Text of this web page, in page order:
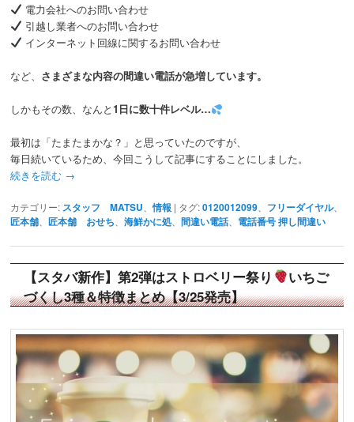
電力会社へのお問い合わせ
引越し業者へのお問い合わせ
インターネット回線に関するお問い合わせ
など、 さまざまな内容の間違い電話が急増しています。
しかもその数、なんと1日に数十件レベル…
最初は「たまたまかな？」と思っていたのですが、
毎日続いているため、今回こうして記事にすることにしました。
続きを読む →
カテゴリー: スタッフ MATSU、情報 | タグ: 0120012099、 フリーダイヤル、
匠本舗、匠本舗 おせち、海鮮かに処、間違い電話、 電話番号 押し間違い
【スタバ新作】第2弾はストロベリー祭り
いちご
づくし3種＆特徴まとめ【3/25発売】